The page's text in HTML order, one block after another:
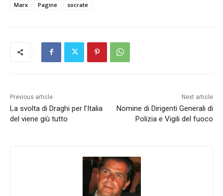
Marx
Pagine socrate
Previous article
La svolta di Draghi per l’Italia
del viene giù tutto
Next article
Nomine di Dirigenti Generali di
Polizia e Vigili del fuoco